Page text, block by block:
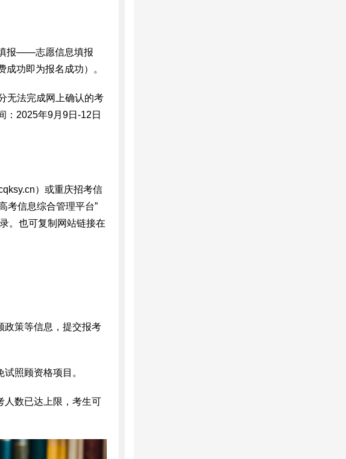
报——志愿信息填报
功即为报名成功）。
无法完成网上确认的考
：2025年9月9日-12日
）或重庆招考信
考信息综合管理平台”
。也可复制网站链接在
政策等信息，提交报考
照顾资格项目。
人数已达上限，考生可